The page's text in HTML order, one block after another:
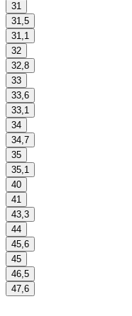
31
31,5
31,1
32
32,8
33
33,6
33,1
34
34,7
35
35,1
40
41
43,3
44
45,6
45
46,5
47,6